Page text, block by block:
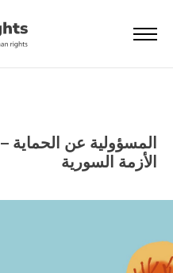
المسؤولية عن
الأزمة السورية